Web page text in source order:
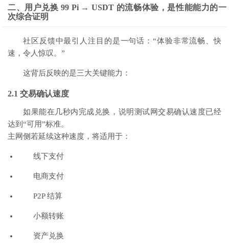
二、用户兑换 99 Pi → USDT 的流畅体验，是性能能力的一
次综合证明
社区反馈中最引人注目的是一句话：“体验非常流畅、快
速，令人惊叹。”
这背后反映的是三大关键能力：
2.1 交易确认速度
如果能在几秒内完成兑换，说明测试网交易确认速度已经
达到“可用”标准。
主网侧若延续这种速度，将适用于：
线下支付
电商支付
P2P 结算
小额转账
资产兑换